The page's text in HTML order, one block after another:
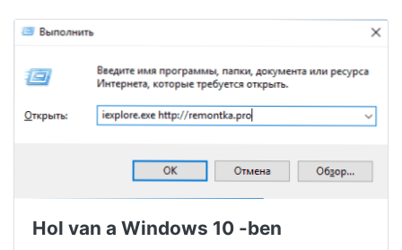
Hol van a Windows 10 -ben